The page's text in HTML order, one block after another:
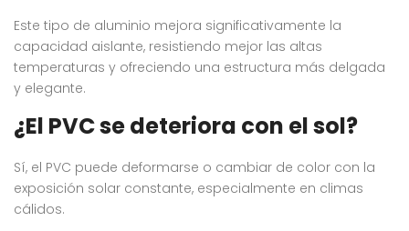
Este tipo de aluminio mejora significativamente la
capacidad aislante, resistiendo mejor las altas
temperaturas y ofreciendo una estructura más delgada
y elegante.
¿El PVC se deteriora con el sol?
Sí, el PVC puede deformarse o cambiar de color con la
exposición solar constante, especialmente en climas
cálidos.